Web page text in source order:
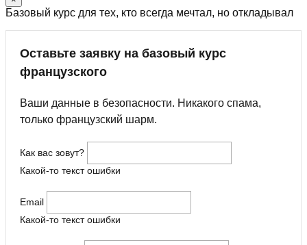
Базовый курс для тех, кто всегда мечтал, но откладывал
Оставьте заявку на базовый курс
французского
Ваши данные в безопасности. Никакого спама,
только французский шарм.
Как вас зовут?
Какой-то текст ошибки
Email
Какой-то текст ошибки